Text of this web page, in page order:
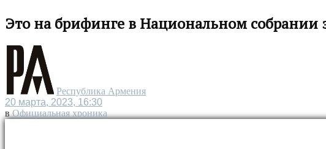
Это на брифинге в Национальном
Республика Армения
20 марта, 2023, 16:30
в Официальная хроника